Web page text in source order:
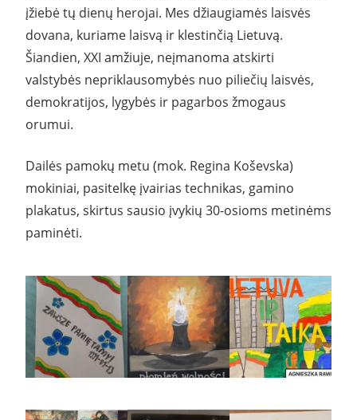
įžiebė tų dienų herojai. Mes džiaugiamės laisvės
dovana, kuriame laisvą ir klestinčią Lietuvą.
Šiandien, XXI amžiuje, neįmanoma atskirti
valstybės nepriklausomybės nuo piliečių laisvės,
demokratijos, lygybės ir pagarbos žmogaus
orumui.
Dailės pamokų metu (mok. Regina Koševska)
mokiniai, pasitelkę įvairias technikas, gamino
plakatus, skirtus sausio įvykių 30-osioms metinėms
paminėti.